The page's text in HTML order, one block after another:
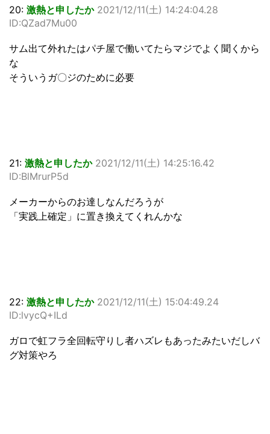
20: 激熱と申したか 2021/12/11(土) 14:24:04.28
ID:QZad7Mu00
サム出て外れたはパチ屋で働いてたらマジでよく聞くから
な
そういうガ〇ジのために必要
21: 激熱と申したか 2021/12/11(土) 14:25:16.42
ID:BlMrurP5d
メーカーからのお達しなんだろうが
「実践上確定」に置き換えてくれんかな
22: 激熱と申したか 2021/12/11(土) 15:04:49.24
ID:lvycQ+ILd
ガロで虹フラ全回転守りし者ハズレもあったみたいだしバ
グ対策やろ